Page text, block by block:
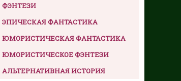
ФЭНТЕЗИ
ЭПИЧЕСКАЯ ФАНТАСТИКА
ЮМОРИСТИЧЕСКАЯ ФАНТАСТИКА
ЮМОРИСТИЧЕСКОЕ ФЭНТЕЗИ
АЛЬТЕРНАТИВНАЯ ИСТОРИЯ